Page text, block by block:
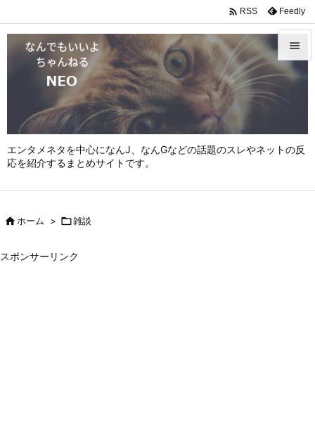
エンタメネタを中心になんJ、なんGなどの話題のスレやネットの反
応を紹介するまとめサイトです。



 RSS Feedly
ホーム > 雑談
スポンサーリンク